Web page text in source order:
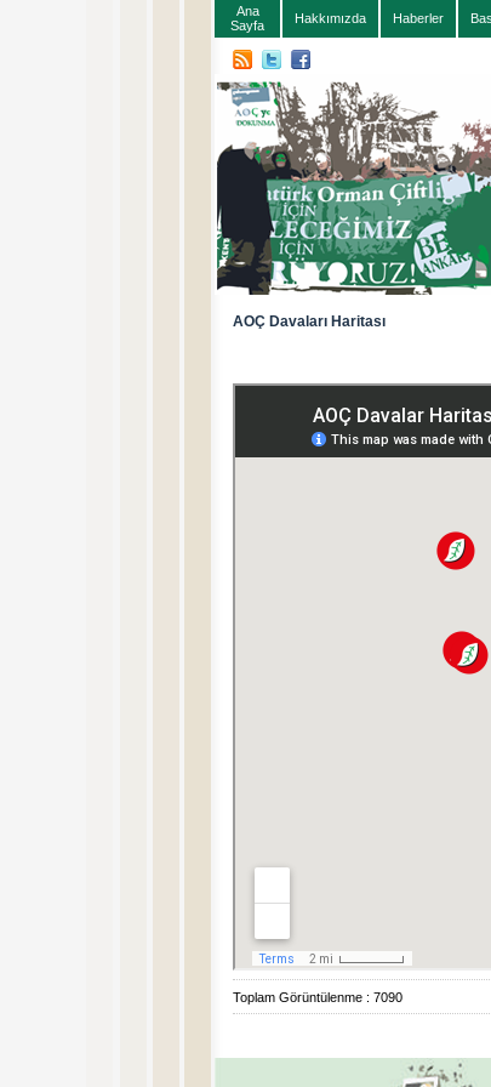
Ana
Sayfa
Hakkımızda Haberler
AOÇ Davaları Haritası
Toplam Görüntülenme : 7090